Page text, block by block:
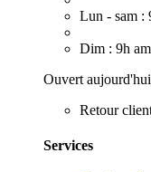
Lun - sam :
Dim : 9h
Ouvert
Retour
Services